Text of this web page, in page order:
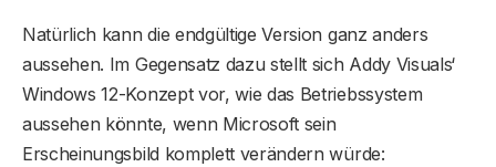
Natürlich kann die endgültige Version ganz anders
aussehen. Im Gegensatz dazu stellt sich Addy Visuals‘
Windows 12-Konzept vor, wie das Betriebssystem
aussehen könnte, wenn Microsoft sein
Erscheinungsbild komplett verändern würde: